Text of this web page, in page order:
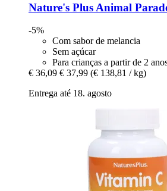
Nature's Plus Animal
-5%
Com sabor de melancia
Sem açúcar
Para crianças a partir de 2
€ 36,09 € 37,99 (€ 138,81 / kg)
Entrega até 18. agosto